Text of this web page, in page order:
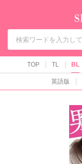
TOP TL BL
英語版